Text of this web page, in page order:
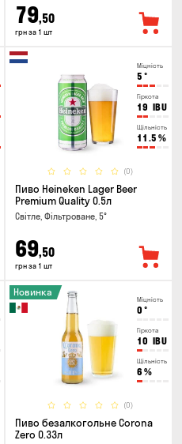
79,50
грн за 1 шт
Міцність
5 °
Гіркота
19 IBU
Щільність
11.5 %
(0)
Пиво Heineken Lager Beer
Premium Quality 0.5л
Світле, Фільтроване, 5°
69,50
грн за 1 шт
Міцність
0 °
Гіркота
10 IBU
Щільність
6 %
(0)
Новинка
Пиво безалкогольне Corona
Zero 0.33л